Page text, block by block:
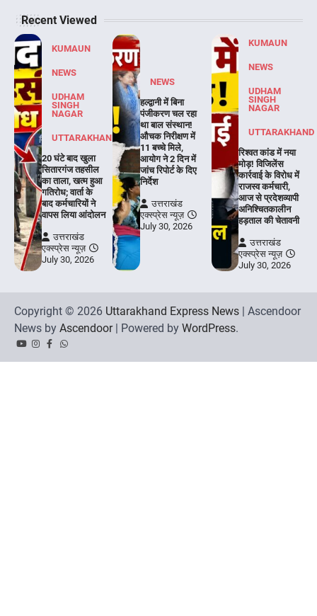
Recent Viewed
KUMAUN
NEWS
UDHAM
SINGH
NAGAR
UTTARAKHAND
20 घंटे बाद खुला
सितारगंज तहसील
का ताला, खत्म हुआ
गतिरोध; वार्ता के
बाद कर्मचारियों ने
वापस लिया आंदोलन
उत्तराखंड
एक्स्प्रेस न्यूज़
July 30, 2026
NEWS
हल्द्वानी में बिना
पंजीकरण चल रहा
था बाल संस्थान!
औचक निरीक्षण में
11 बच्चे मिले,
आयोग ने 2 दिन में
जांच रिपोर्ट के दिए
निर्देश
उत्तराखंड
एक्स्प्रेस न्यूज़
July 30, 2026
KUMAUN
NEWS
UDHAM
SINGH
NAGAR
UTTARAKHAND
रिश्वत कांड में नया
मोड़! विजिलेंस
कार्रवाई के विरोध में
राजस्व कर्मचारी,
आज से प्रदेशव्यापी
अनिश्चितकालीन
हड़ताल की चेतावनी
उत्तराखंड
एक्स्प्रेस न्यूज़
July 30, 2026
Copyright © 2026 Uttarakhand Express News | Ascendoor
News by Ascendoor| Powered by WordPress.
YouTubeInstagram
Facebook
Whatsapp